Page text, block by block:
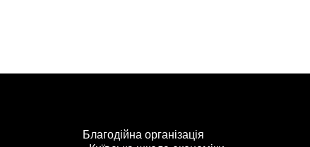
Благодійна організація